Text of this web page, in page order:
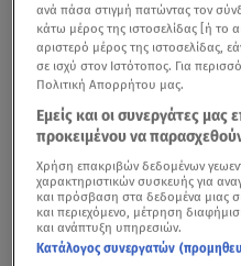
ανά πάσα στιγμή πατώντας τον
κάτω μέρος της ιστοσελίδας [ή το
αριστερό μέρος της ιστοσελίδας,
σε ισχύ στον Ιστότοπος. Για
Πολιτική Απορρήτου μας.
Εμείς και οι συνεργάτες
προκειμένου να
Χρήση επακριβών δεδομένων
χαρακτηριστικών συσκευής για
και πρόσβαση στα δεδομένα μιας
και περιεχόμενο, μέτρηση
και ανάπτυξη υπηρεσιών.
Κατάλογος συνεργατών